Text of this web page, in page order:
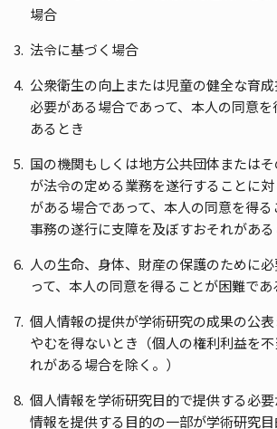
場合
法令に基づく場合
公衆衛生の向上または児童の健全な育
必要がある場合であって、本人の同意
あるとき
国の機関もしくは地方公共団体または
が法令の定める業務を遂行することに
がある場合であって、本人の同意を得
事務の遂行に支障を及ぼすおそれがある
人の生命、身体、財産の保護のために
って、本人の同意を得ることが困難であ
個人情報の提供が学術研究の成果の公
やむを得ないとき（個人の権利利益を
れがある場合を除く。）
個人情報を学術研究目的で提供する必
情報を提供する目的の一部が学術研究